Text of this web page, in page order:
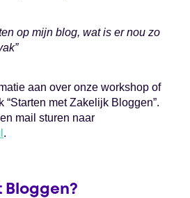
op mijn blog, wat is er nou zo
aan over onze workshop of
met Zakelijk Bloggen”.
mail sturen naar
.
Bloggen?